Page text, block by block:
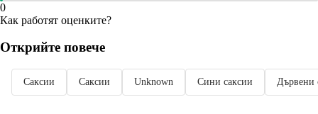
0
Как работят оценките?
Открийте повече
Саксии Саксии Unknown Сини саксии Дървени